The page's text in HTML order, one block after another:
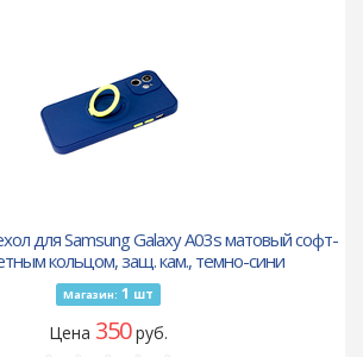
для Samsung Galaxy A03s матовый софт-
кольцом, защ. кам., темно-сини
Магазин: 1 шт
Цена 350руб.